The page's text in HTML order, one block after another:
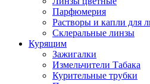
Парфюмерия
Растворы и капли для
Склеральные линзы
Курящим
Зажигалки
Измельчители Табака
Курительные трубки